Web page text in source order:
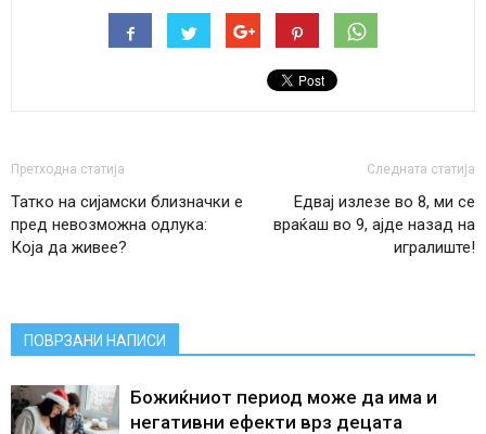
Претходна статија
Татко на сијамски близначки е
пред невозможна одлука:
Која да живее?
Следната статија
Едвај излезе во 8, ми се
враќаш во 9, ајде назад на
игралиште!
ПОВРЗАНИ НАПИСИ
Божиќниот период може да има и
негативни ефекти врз децата